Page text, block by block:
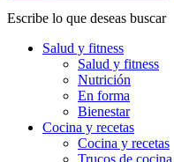
Escribe lo que deseas buscar
Salud y fitness
Salud y fitness
Nutrición
En forma
Bienestar
Cocina y recetas
Cocina y recetas
Trucos de cocina